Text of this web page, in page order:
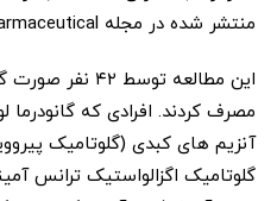
منتشر شده در مجله biology Pharmaceutical :
مصرف کردند. افرادی که